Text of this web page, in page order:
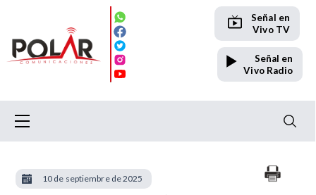
Señal en
Vivo TV
Señal en
Vivo Radio
10 de septiembre de 2025